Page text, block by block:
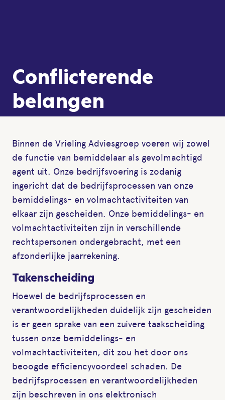
Conflicterende
belangen
Binnen de Vrieling Adviesgroep voeren wij zowel
de functie van bemiddelaar als gevolmachtigd
agent uit. Onze bedrijfsvoering is zodanig
ingericht dat de bedrijfsprocessen van onze
bemiddelings- en volmachtactiviteiten van
elkaar zijn gescheiden. Onze bemiddelings- en
volmachtactiviteiten zijn in verschillende
rechtspersonen ondergebracht, met een
afzonderlijke jaarrekening.
Takenscheiding
Hoewel de bedrijfsprocessen en
verantwoordelijkheden duidelijk zijn gescheiden
is er geen sprake van een zuivere taakscheiding
tussen onze bemiddelings- en
volmachtactiviteiten, dit zou het door ons
beoogde efficiencyvoordeel schaden. De
bedrijfsprocessen en verantwoordelijkheden
zijn beschreven in ons elektronisch